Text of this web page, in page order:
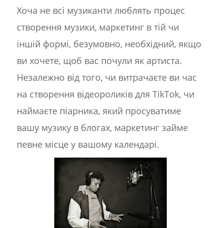
Хоча не всі музиканти люблять процес
створення музики, маркетинг в тій чи
іншій формі, безумовно, необхідний, якщо
ви хочете, щоб вас почули як артиста.
Незалежно від того, чи витрачаєте ви час
на створення відеороликів для TikTok, чи
наймаєте піарника, який просуватиме
вашу музику в блогах, маркетинг займе
певне місце у вашому календарі.